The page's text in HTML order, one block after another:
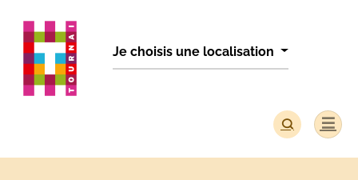
Je choisis une localisation